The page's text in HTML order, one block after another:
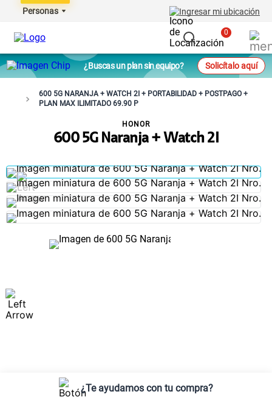
Personas Ingresar mi ubicación
0
¿Buscas un plan sin equipo? Solicítalo aquí
600 5G NARANJA + WATCH 2I + PORTABILIDAD + POSTPAGO +
PLAN MAX ILIMITADO 69.90 P
600 5G Naranja + Watch 2I
HONOR
¿Te ayudamos con tu compra?